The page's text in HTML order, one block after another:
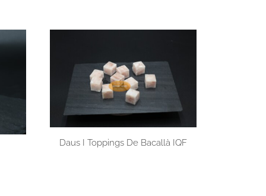
Daus I Toppings De Bacallà IQF